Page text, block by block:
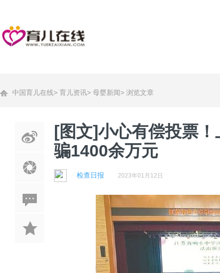
中国育儿在线> 育儿资讯> 母婴新闻> 浏览文章
[图文]小心有偿投票
骗1400余万元
检查日报 2023年01月12日